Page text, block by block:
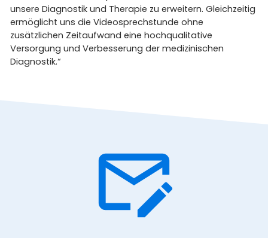
unsere Diagnostik und Therapie zu erweitern. Gleichzeitig
ermöglicht uns die Videosprechstunde ohne
zusätzlichen Zeitaufwand eine hochqualitative
Versorgung und Verbesserung der medizinischen
Diagnostik.“